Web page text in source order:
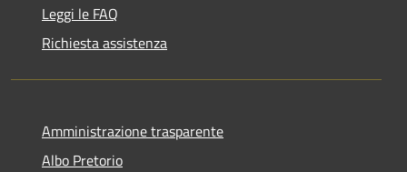
Leggi le FAQ
Richiesta assistenza
Amministrazione trasparente
Albo Pretorio